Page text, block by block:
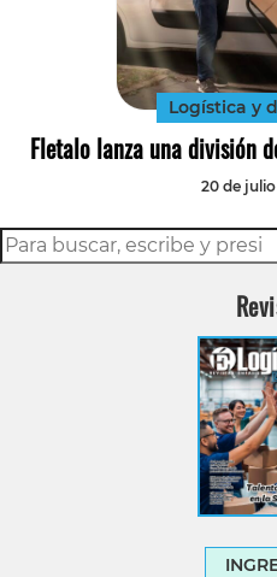
Logística y
Fletalo lanza una división
20 de